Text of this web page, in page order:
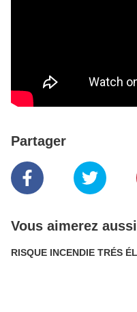
Partager
Vous aimerez aussi